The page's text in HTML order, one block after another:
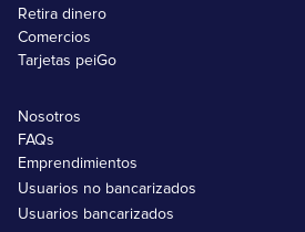
Retira dinero
Comercios
Tarjetas peiGo
Nosotros
FAQs
Emprendimientos
Usuarios no bancarizados
Usuarios bancarizados